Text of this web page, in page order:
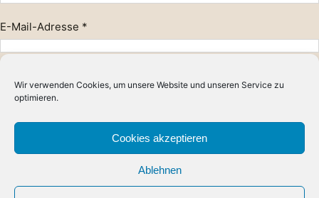
Wir verwenden Cookies, um unsere Website und unseren Service zu
optimieren.
Cookies akzeptieren
Ablehnen
E-Mail-Adresse *